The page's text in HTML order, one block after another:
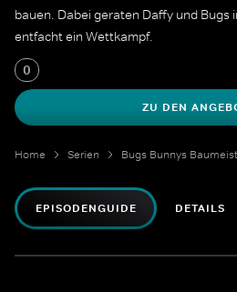
bauen. Dabei geraten Daffy und Bugs
entfacht ein Wettkampf.
0
ZU DEN
Home Serien Bugs Bunnys
EPISODENGUIDE DETAILS